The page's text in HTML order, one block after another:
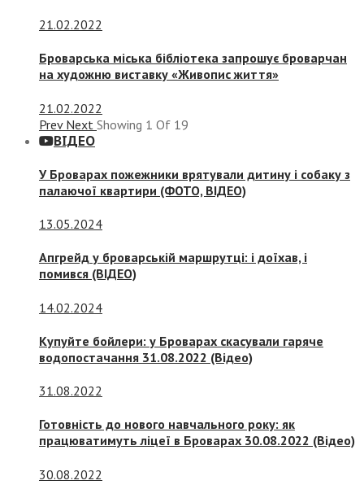
21.02.2022
Броварська міська бібліотека запрошує броварчан
на художню виставку «Живопис життя»
21.02.2022
Prev Next Showing 1 Of 19
ВІДЕО
У Броварах пожежники врятували дитину і собаку з
палаючої квартири (ФОТО, ВІДЕО)
13.05.2024
Апгрейд у броварській маршрутці: і доїхав, і
помився (ВІДЕО)
14.02.2024
Купуйте бойлери: у Броварах скасували гаряче
водопостачання 31.08.2022 (Відео)
31.08.2022
Готовність до нового навчального року: як
працюватимуть ліцеї в Броварах 30.08.2022 (Відео)
30.08.2022